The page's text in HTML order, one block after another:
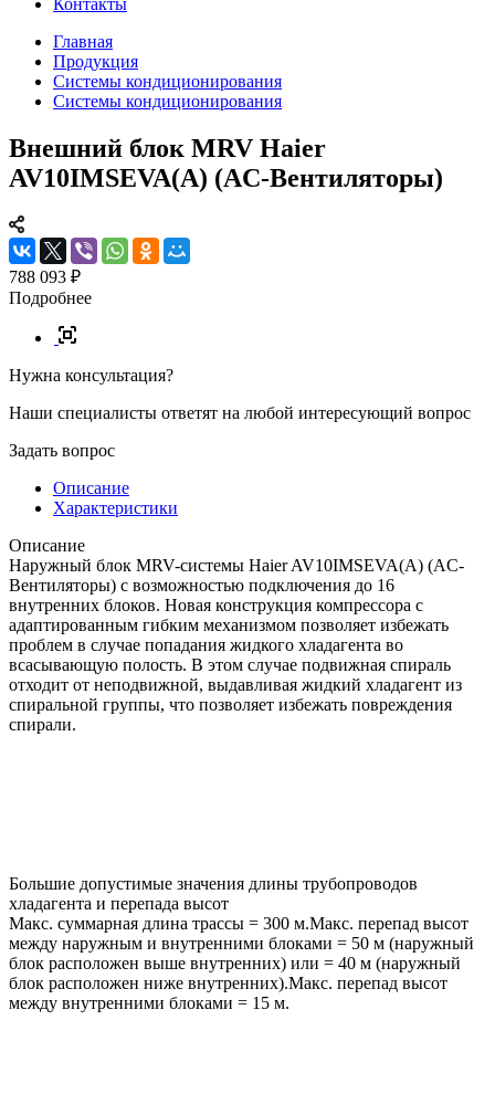
Контакты
Главная
Продукция
Системы кондиционирования
Системы кондиционирования
Внешний блок MRV Haier
AV10IMSEVA(A) (AC-Вентиляторы)
788 093 ₽
Подробнее
Нужна консультация?
Наши специалисты ответят на любой интересующий вопрос
Задать вопрос
Описание
Характеристики
Описание
Наружный блок MRV-системы Haier AV10IMSEVA(A) (AC-
Вентиляторы) с возможностью подключения до 16
внутренних блоков. Новая конструкция компрессора с
адаптированным гибким механизмом позволяет избежать
проблем в случае попадания жидкого хладагента во
всасывающую полость. В этом случае подвижная спираль
отходит от неподвижной, выдавливая жидкий хладагент из
спиральной группы, что позволяет избежать повреждения
спирали.
Большие допустимые значения длины трубопроводов
хладагента и перепада высот
Макс. суммарная длина трассы = 300 м.Макс. перепад высот
между наружным и внутренними блоками = 50 м (наружный
блок расположен выше внутренних) или = 40 м (наружный
блок расположен ниже внутренних).Макс. перепад высот
между внутренними блоками = 15 м.